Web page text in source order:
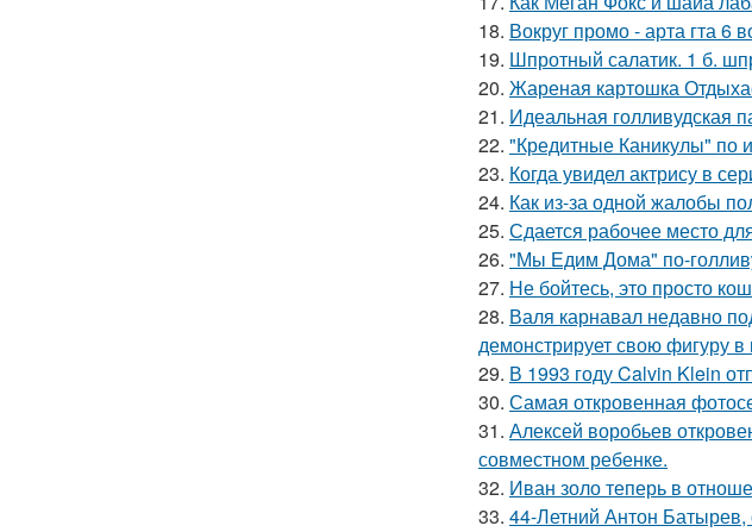
18. Вокруг промо - арта гта 6
19. Шпротный салатик. 1 б.
20. Жареная картошка
21. Идеальная голливудская
22. "Кредитные Каникулы" по
23. Когда увидел актрису в
24. Как из-за одной жалобы
25. Сдается рабочее место
26. "Мы Едим Дома" по-
27. Не бойтесь, это просто
28. Валя карнавал недавно
демонстрирует свою фигуру в
29. В 1993 году Calvin Klein
30. Самая откровенная
31. Алексей воробьев
совместном ребенке.
32. Иван золо теперь в
33. 44-Летний Антон Батырев,